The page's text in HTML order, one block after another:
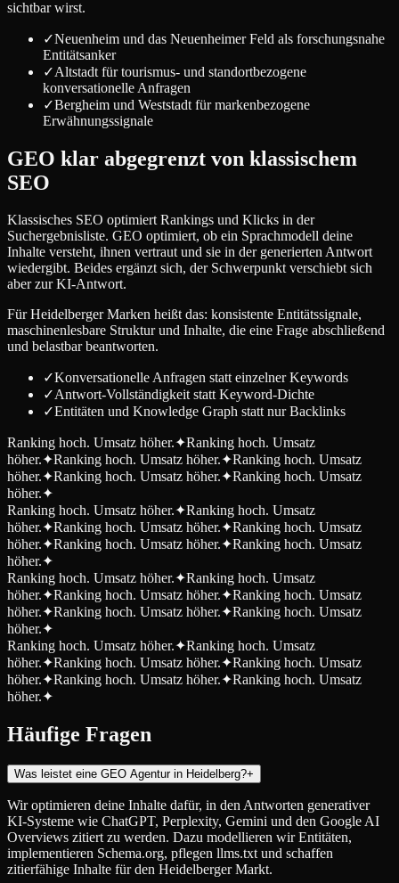
sichtbar wirst.
✓Neuenheim und das Neuenheimer Feld als forschungsnahe
Entitätsanker
✓Altstadt für tourismus- und standortbezogene
konversationelle Anfragen
✓Bergheim und Weststadt für markenbezogene
Erwähnungssignale
GEO klar abgegrenzt von klassischem
SEO
Klassisches SEO optimiert Rankings und Klicks in der
Suchergebnisliste. GEO optimiert, ob ein Sprachmodell deine
Inhalte versteht, ihnen vertraut und sie in der generierten Antwort
wiedergibt. Beides ergänzt sich, der Schwerpunkt verschiebt sich
aber zur KI-Antwort.
Für Heidelberger Marken heißt das: konsistente Entitätssignale,
maschinenlesbare Struktur und Inhalte, die eine Frage abschließend
und belastbar beantworten.
✓Konversationelle Anfragen statt einzelner Keywords
✓Antwort-Vollständigkeit statt Keyword-Dichte
✓Entitäten und Knowledge Graph statt nur Backlinks
Ranking hoch. Umsatz höher.✦Ranking hoch. Umsatz
höher.✦Ranking hoch. Umsatz höher.✦Ranking hoch. Umsatz
höher.✦Ranking hoch. Umsatz höher.✦Ranking hoch. Umsatz
höher.✦
Ranking hoch. Umsatz höher.✦Ranking hoch. Umsatz
höher.✦Ranking hoch. Umsatz höher.✦Ranking hoch. Umsatz
höher.✦Ranking hoch. Umsatz höher.✦Ranking hoch. Umsatz
höher.✦
Ranking hoch. Umsatz höher.✦Ranking hoch. Umsatz
höher.✦Ranking hoch. Umsatz höher.✦Ranking hoch. Umsatz
höher.✦Ranking hoch. Umsatz höher.✦Ranking hoch. Umsatz
höher.✦
Ranking hoch. Umsatz höher.✦Ranking hoch. Umsatz
höher.✦Ranking hoch. Umsatz höher.✦Ranking hoch. Umsatz
höher.✦Ranking hoch. Umsatz höher.✦Ranking hoch. Umsatz
höher.✦
Häufige Fragen
Was leistet eine GEO Agentur in Heidelberg?+
Wir optimieren deine Inhalte dafür, in den Antworten generativer
KI-Systeme wie ChatGPT, Perplexity, Gemini und den Google AI
Overviews zitiert zu werden. Dazu modellieren wir Entitäten,
implementieren Schema.org, pflegen llms.txt und schaffen
zitierfähige Inhalte für den Heidelberger Markt.